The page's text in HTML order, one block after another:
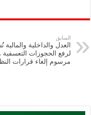
p
y
Li
n
eb
k
tt
السابق
العدل والداخلية والمالية
لرفع الحجوزات التعسفية
مرسوم إلغاء قرارات